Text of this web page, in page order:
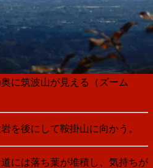
に筑波山が見える（ズーム
を後にして鞍掛山に向かう。
には落ち葉が堆積し、気持ちが